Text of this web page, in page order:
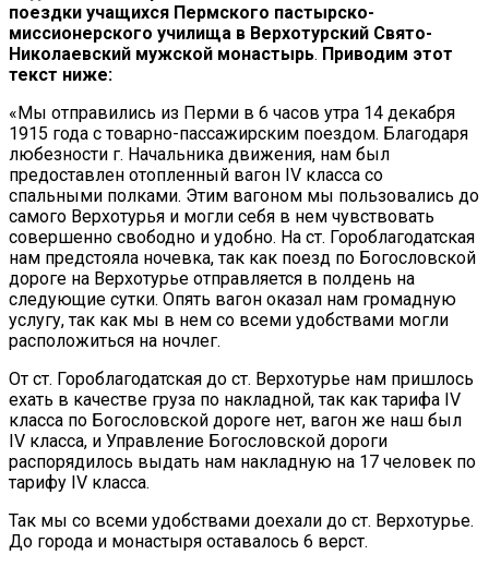
поездки учащихся Пермского пастырско-
миссионерского училища в Верхотурский Свято-
Николаевский мужской монастырь. Приводим этот
текст ниже:
«Мы отправились из Перми в 6 часов утра 14 декабря
1915 года с товарно-пассажирским поездом. Благодаря
любезности г. Начальника движения, нам был
предоставлен отопленный вагон IV класса со
спальными полками. Этим вагоном мы пользовались до
самого Верхотурья и могли себя в нем чувствовать
совершенно свободно и удобно. На ст. Гороблагодатская
нам предстояла ночевка, так как поезд по Богословской
дороге на Верхотурье отправляется в полдень на
следующие сутки. Опять вагон оказал нам громадную
услугу, так как мы в нем со всеми удобствами могли
расположиться на ночлег.
От ст. Гороблагодатская до ст. Верхотурье нам пришлось
ехать в качестве груза по накладной, так как тарифа IV
класса по Богословской дороге нет, вагон же наш был
IV класса, и Управление Богословской дороги
распорядилось выдать нам накладную на 17 человек по
тарифу IV класса.
Так мы со всеми удобствами доехали до ст. Верхотурье.
До города и монастыря оставалось 6 верст.